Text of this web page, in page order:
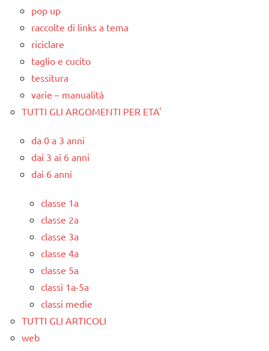
pop up
raccolte di links a tema
riciclare
taglio e cucito
tessitura
varie – manualità
TUTTI GLI ARGOMENTI PER ETA'
da 0 a 3 anni
dai 3 ai 6 anni
dai 6 anni
classe 1a
classe 2a
classe 3a
classe 4a
classe 5a
classi 1a-5a
classi medie
TUTTI GLI ARTICOLI
web